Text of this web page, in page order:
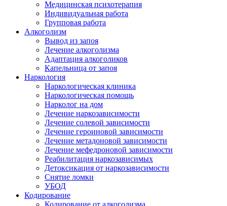
Медицинская психотерапия
Индивидуальная работа
Групповая работа
Алкоголизм
Вывод из запоя
Лечение алкоголизма
Адаптация алкоголиков
Капельница от запоя
Наркология
Наркологическая клиника
Наркологическая помощь
Нарколог на дом
Лечение наркозависимости
Лечение солевой зависимости
Лечение героиновой зависимости
Лечение метадоновой зависимости
Лечение мефедроновой зависимости
Реабилитация наркозависимых
Детоксикация от наркозависимости
Снятие ломки
УБОД
Кодирование
Кодирование от алкоголизма